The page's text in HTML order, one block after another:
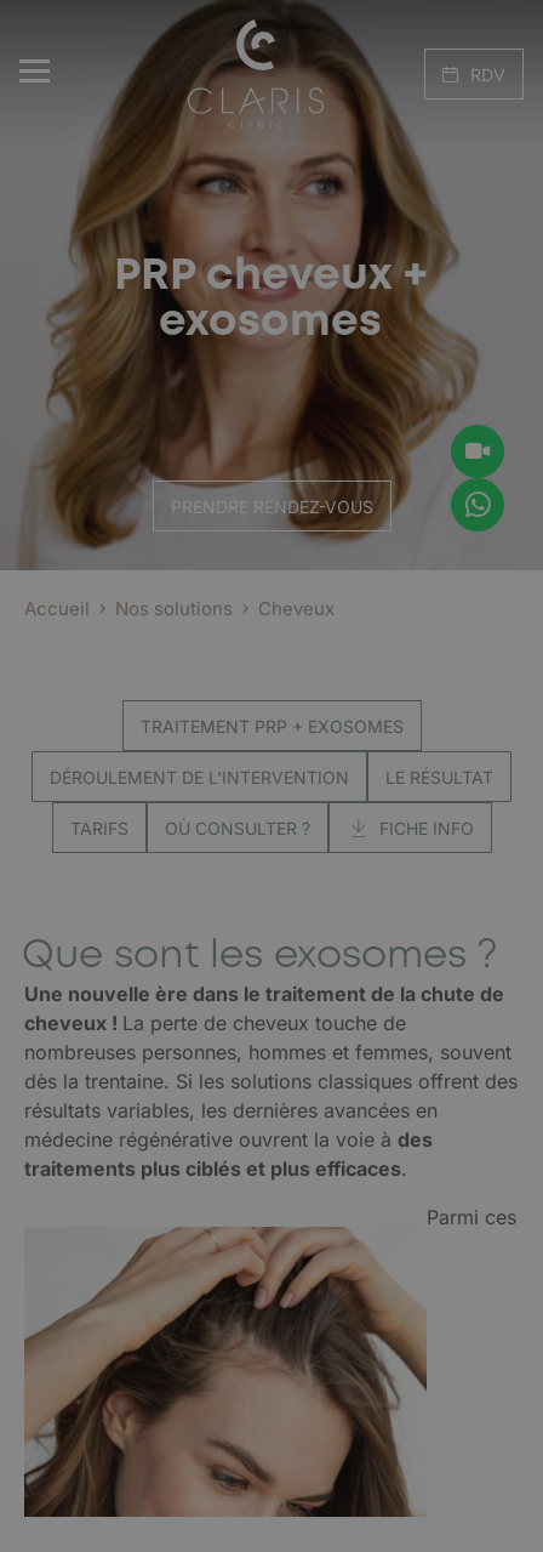
RDV
PRP cheveux +
exosomes
PRENDRE RENDEZ-VOUS
Accueil Nos solutions Cheveux
TRAITEMENT PRP + EXOSOMES
DÉROULEMENT DE L'INTERVENTION LE RÉSULTAT
TARIFS OÙ CONSULTER ? FICHE INFO
Que sont les exosomes ?
Une nouvelle ère dans le traitement de la chute de
cheveux ! La perte de cheveux touche de
nombreuses personnes, hommes et femmes, souvent
dès la trentaine. Si les solutions classiques offrent des
résultats variables, les dernières avancées en
médecine régénérative ouvrent la voie à des
traitements plus ciblés et plus efficaces.
Parmi ces